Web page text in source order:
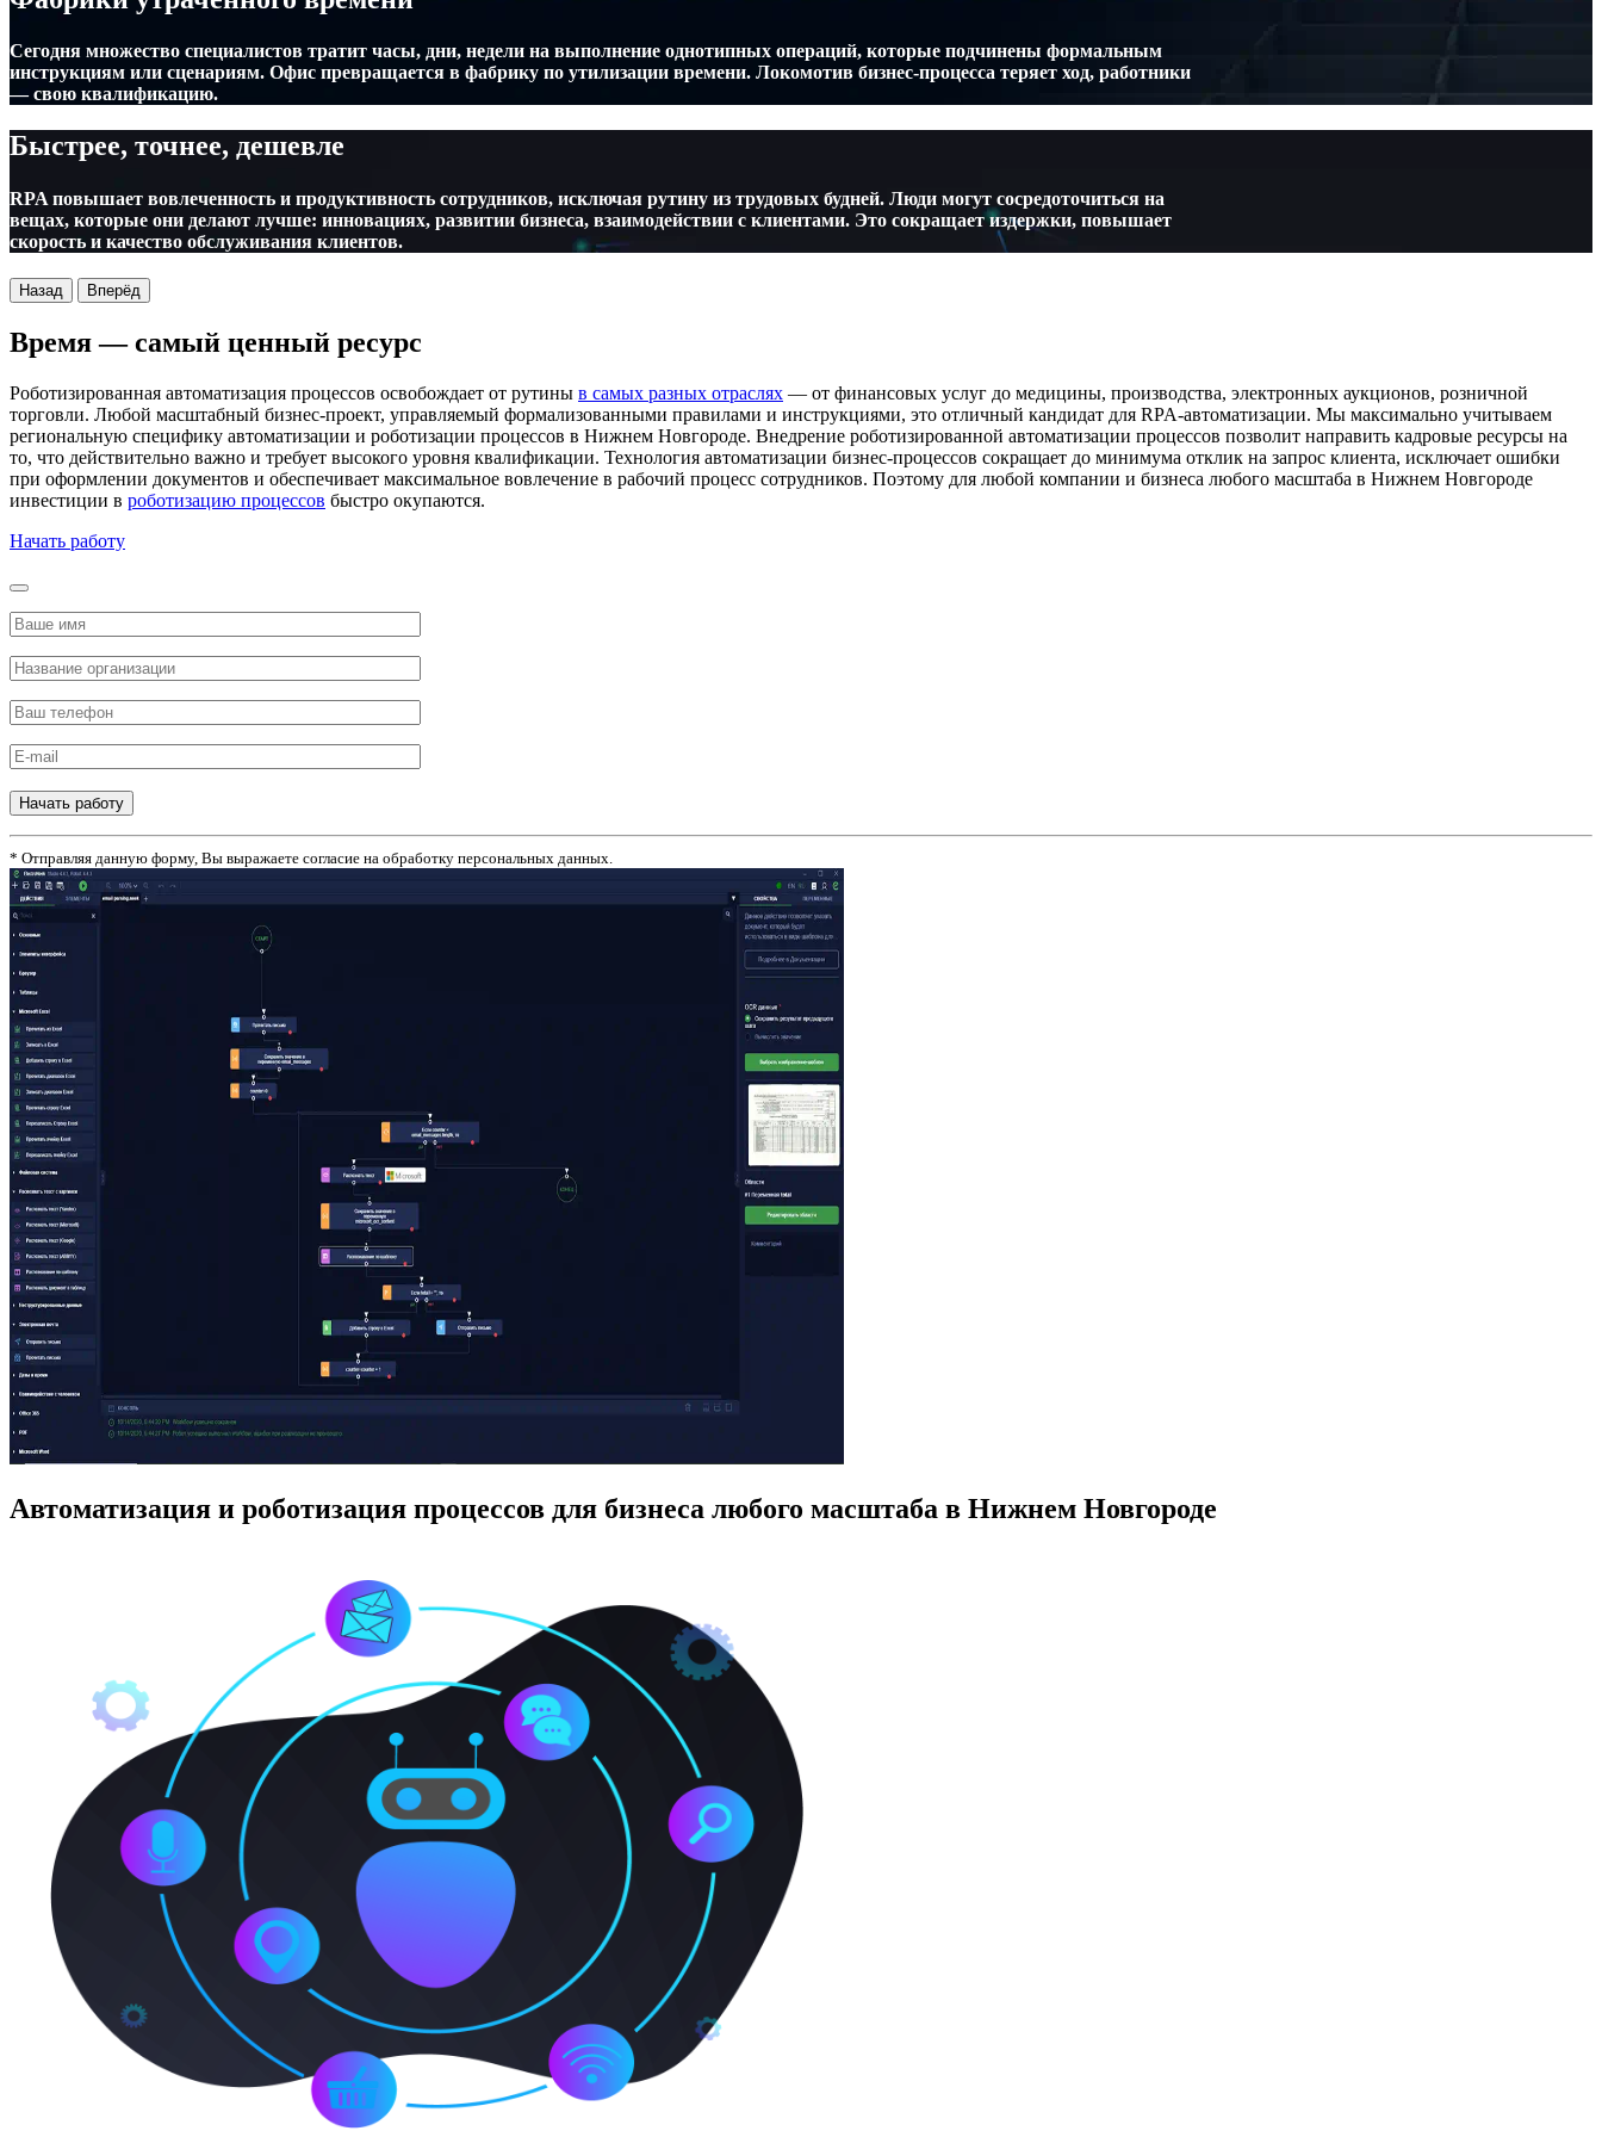
Сегодня множество специалистов тратит часы, дни, недели на выполнение однотипных операций, которые подчинены формальным
инструкциям или сценариям. Офис превращается в фабрику по утилизации времени. Локомотив бизнес-процесса теряет ход, работники
— свою квалификацию.
Быстрее, точнее, дешевле
RPA повышает вовлеченность и продуктивность сотрудников, исключая рутину из трудовых будней. Люди могут сосредоточиться на
вещах, которые они делают лучше: инновациях, развитии бизнеса, взаимодействии с клиентами. Это сокращает издержки, повышает
скорость и качество обслуживания клиентов.
Назад Вперёд
Время — самый ценный ресурс
Роботизированная автоматизация процессов освобождает от рутины в самых разных отраслях — от финансовых услуг до медицины, производства, электронных аукционов, розничной
торговли. Любой масштабный бизнес-проект, управляемый формализованными правилами и инструкциями, это отличный кандидат для RPA-автоматизации. Мы максимально учитываем
региональную специфику автоматизации и роботизации процессов в Нижнем Новгороде. Внедрение роботизированной автоматизации процессов позволит направить кадровые ресурсы на
то, что действительно важно и требует высокого уровня квалификации. Технология автоматизации бизнес-процессов сокращает до минимума отклик на запрос клиента, исключает ошибки
при оформлении документов и обеспечивает максимальное вовлечение в рабочий процесс сотрудников. Поэтому для любой компании и бизнеса любого масштаба в Нижнем Новгороде
инвестиции в роботизацию процессов быстро окупаются.
Начать работу
Начать работу
* Отправляя данную форму, Вы выражаете согласие на обработку персональных данных.
Автоматизация и роботизация процессов для бизнеса любого масштаба в Нижнем Новгороде